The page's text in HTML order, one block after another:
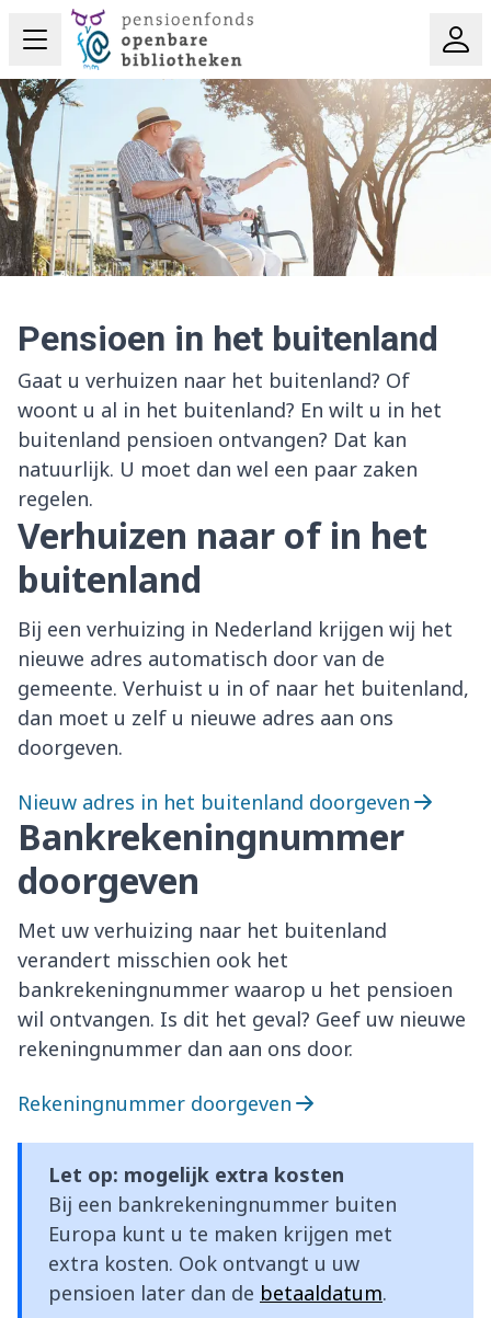
Pensioen in het buitenland
Gaat u verhuizen naar het buitenland? Of
woont u al in het buitenland? En wilt u in het
buitenland pensioen ontvangen? Dat kan
natuurlijk. U moet dan wel een paar zaken
regelen.
Verhuizen naar of in het
buitenland
Bij een verhuizing in Nederland krijgen wij het
nieuwe adres automatisch door van de
gemeente. Verhuist u in of naar het buitenland,
dan moet u zelf u nieuwe adres aan ons
doorgeven.
Nieuw adres in het buitenland doorgeven
Bankrekeningnummer
doorgeven
Met uw verhuizing naar het buitenland
verandert misschien ook het
bankrekeningnummer waarop u het pensioen
wil ontvangen. Is dit het geval? Geef uw nieuwe
rekeningnummer dan aan ons door.
Rekeningnummer doorgeven
Let op: mogelijk extra kosten
Bij een bankrekeningnummer buiten
Europa kunt u te maken krijgen met
extra kosten. Ook ontvangt u uw
pensioen later dan de betaaldatum.